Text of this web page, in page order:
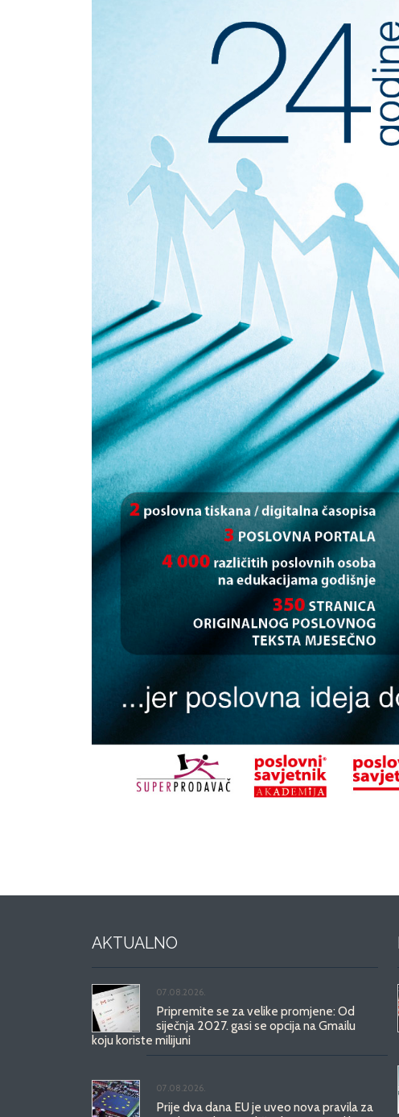
AKTUALNO
07.08.2026.
Pripremite se za velike promjene: Od
siječnja 2027. gasi se opcija na Gmailu
koju koriste milijuni
07.08.2026.
Prije dva dana EU je uveo nova pravila za